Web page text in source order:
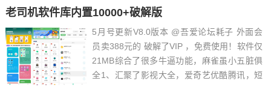
器，可以无视冷门和版权资源直接一键下载，
通过扫一...
老司机软件库内置10000+破解版
5月号更新V8.0版本 @吾爱论坛耗子 外面会
员卖388元的 破解了VIP ，免费使用！软件仅
21MB综合了很多牛逼功能，麻雀虽小五脏俱
全1、汇聚了影视大全，爱奇艺优酷腾讯，短